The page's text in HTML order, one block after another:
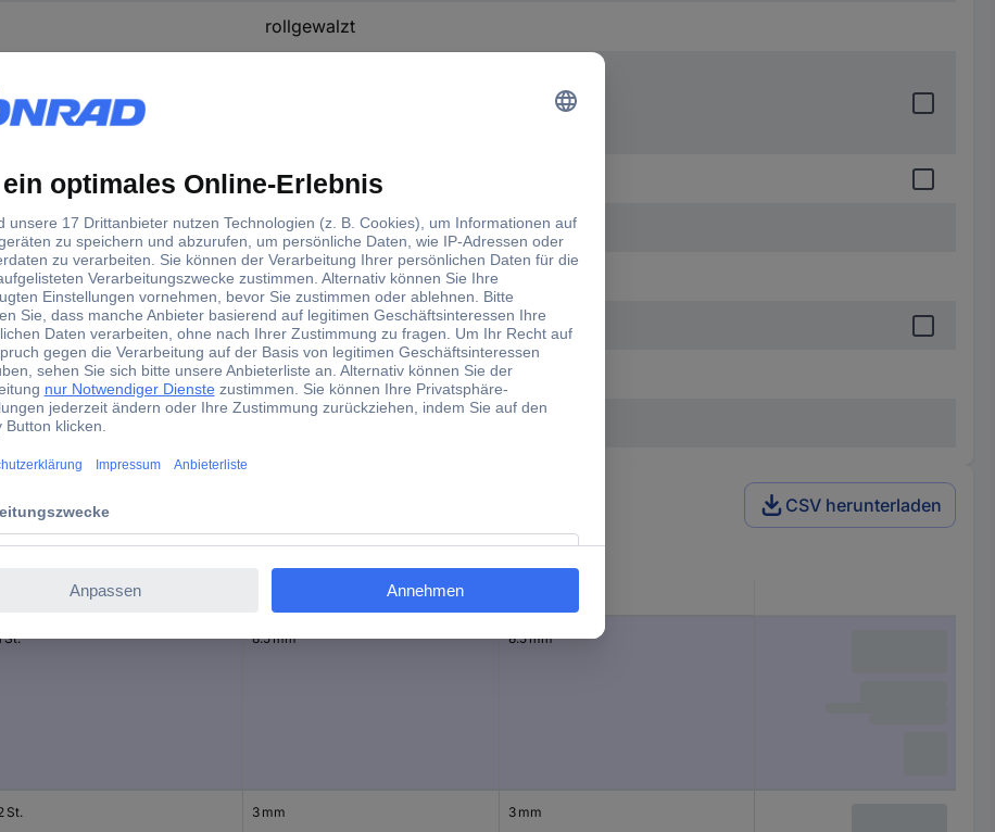
rollgewalzt
Zylinderschaft
8.5 mm
75 mm
117 mm
117 mm
8.5 mm
CSV herunterladen
St. 8.5 mm 8.5 mm
St. 3 mm 3 mm